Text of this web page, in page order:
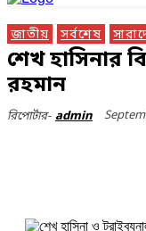
জাতীয় সর্বশেষ
শেখ হাসিনার
রহমান
রিপোর্টার- admin